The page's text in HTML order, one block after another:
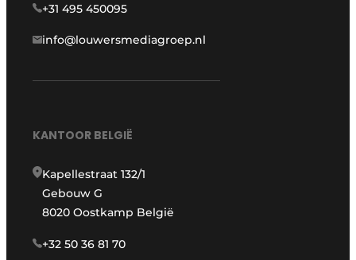
+31 495 450095
info@louwersmediagroep.nl
KANTOOR BELGIË
Kapellestraat 132/1
Gebouw G
8020 Oostkamp België
+32 50 36 81 70